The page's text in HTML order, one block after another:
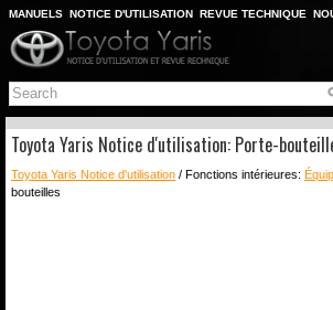
MANUELS NOTICE D'UTILISATION REVUE TECHNIQUE
PLAN DU SITE
CHERCHER
Toyota Yaris Notice d'utilisation: Porte-
Toyota Yaris Notice d'utilisation / Fonctions intérieures:
bouteilles